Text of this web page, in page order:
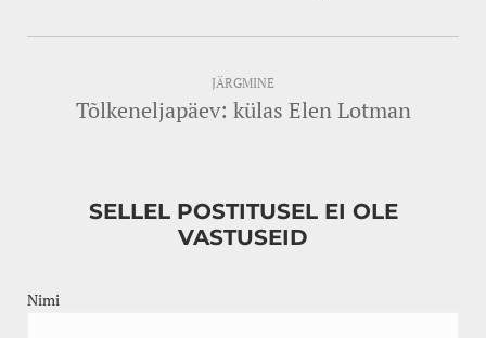
JÄRGMINE
Tõlkeneljapäev: külas Elen Lotman
SELLEL POSTITUSEL EI OLE
VASTUSEID
Nimi